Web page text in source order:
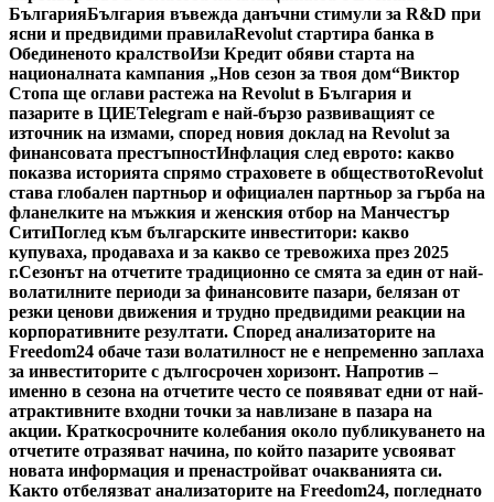
БългарияБългария въвежда данъчни стимули за R&D при
ясни и предвидими правилаRevolut стартира банка в
Обединеното кралствоИзи Кредит обяви старта на
националната кампания „Нов сезон за твоя дом“Виктор
Стопа ще оглави растежа на Revolut в България и
пазарите в ЦИЕTelegram е най-бързо развиващият се
източник на измами, според новия доклад на Revolut за
финансовата престъпностИнфлация след еврото: какво
показва историята спрямо страховете в обществотоRevolut
става глобален партньор и официален партньор за гърба на
фланелките на мъжкия и женския отбор на Манчестър
СитиПоглед към българските инвеститори: какво
купуваха, продаваха и за какво се тревожиха през 2025
г.Сезонът на отчетите традиционно се смята за един от най-
волатилните периоди за финансовите пазари, белязан от
резки ценови движения и трудно предвидими реакции на
корпоративните резултати. Според анализаторите на
Freedom24 обаче тази волатилност не е непременно заплаха
за инвеститорите с дългосрочен хоризонт. Напротив –
именно в сезона на отчетите често се появяват едни от най-
атрактивните входни точки за навлизане в пазара на
акции. Краткосрочните колебания около публикуването на
отчетите отразяват начина, по който пазарите усвояват
новата информация и пренастройват очакванията си.
Както отбелязват анализаторите на Freedom24, погледнато